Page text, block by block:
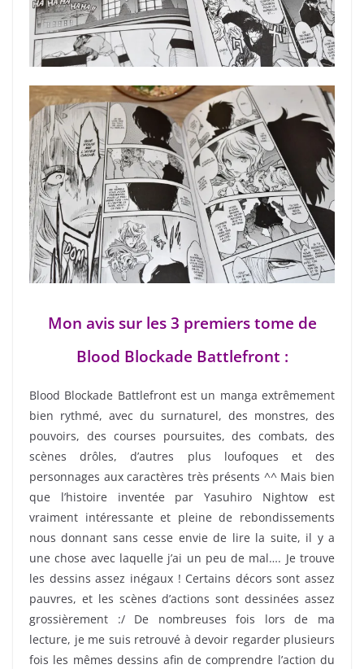
Mon avis sur les 3 premiers tome de
Blood Blockade Battlefront :
Blood Blockade Battlefront est un manga extrêmement
bien rythmé, avec du surnaturel, des monstres, des
pouvoirs, des courses poursuites, des combats, des
scènes drôles, d’autres plus loufoques et des
personnages aux caractères très présents ^^ Mais bien
que l’histoire inventée par Yasuhiro Nightow est
vraiment intéressante et pleine de rebondissements
nous donnant sans cesse envie de lire la suite, il y a
une chose avec laquelle j’ai un peu de mal…. Je trouve
les dessins assez inégaux ! Certains décors sont assez
pauvres, et les scènes d’actions sont dessinées assez
grossièrement :/ De nombreuses fois lors de ma
lecture, je me suis retrouvé à devoir regarder plusieurs
fois les mêmes dessins afin de comprendre l’action du